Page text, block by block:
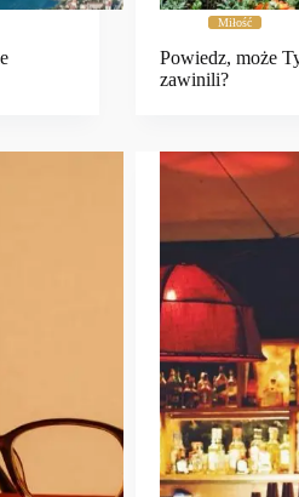
Miłość
Powiedz, może
zawinili?